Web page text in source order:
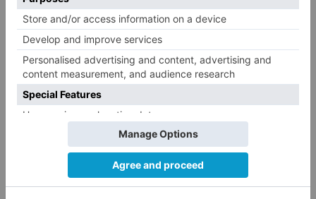
andaluzas. Nadie predijo la aparición de Vox
porque no había referencias previas o
conocimiento histórico, nadie decía que la vez
anterior había votado a este partido. Las
encuestas se basan en hipótesis y estas
hipótesis pueden dejar de funcionar en un
contexto social diferente".
Redes Sociales y Big Data en política